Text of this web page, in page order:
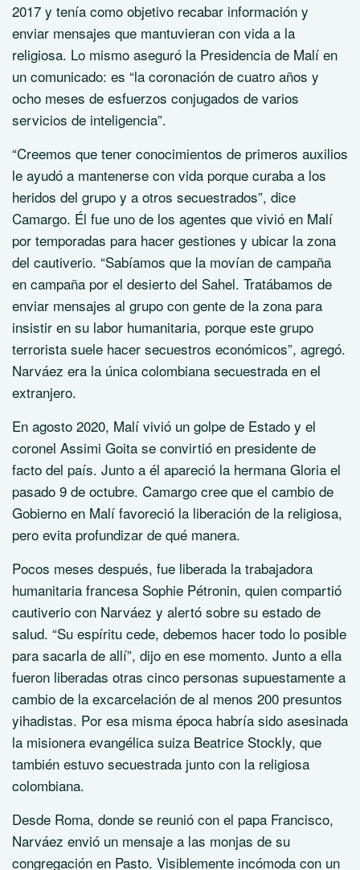
2017 y tenía como objetivo recabar información y
enviar mensajes que mantuvieran con vida a la
religiosa. Lo mismo aseguró la Presidencia de Malí en
un comunicado: es “la coronación de cuatro años y
ocho meses de esfuerzos conjugados de varios
servicios de inteligencia”.
“Creemos que tener conocimientos de primeros auxilios
le ayudó a mantenerse con vida porque curaba a los
heridos del grupo y a otros secuestrados”, dice
Camargo. Él fue uno de los agentes que vivió en Malí
por temporadas para hacer gestiones y ubicar la zona
del cautiverio. “Sabíamos que la movían de campaña
en campaña por el desierto del Sahel. Tratábamos de
enviar mensajes al grupo con gente de la zona para
insistir en su labor humanitaria, porque este grupo
terrorista suele hacer secuestros económicos”, agregó.
Narváez era la única colombiana secuestrada en el
extranjero.
En agosto 2020, Malí vivió un golpe de Estado y el
coronel Assimi Goita se convirtió en presidente de
facto del país. Junto a él apareció la hermana Gloria el
pasado 9 de octubre. Camargo cree que el cambio de
Gobierno en Malí favoreció la liberación de la religiosa,
pero evita profundizar de qué manera.
Pocos meses después, fue liberada la trabajadora
humanitaria francesa Sophie Pétronin, quien compartió
cautiverio con Narváez y alertó sobre su estado de
salud. “Su espíritu cede, debemos hacer todo lo posible
para sacarla de allí”, dijo en ese momento. Junto a ella
fueron liberadas otras cinco personas supuestamente a
cambio de la excarcelación de al menos 200 presuntos
yihadistas. Por esa misma época habría sido asesinada
la misionera evangélica suiza Beatrice Stockly, que
también estuvo secuestrada junto con la religiosa
colombiana.
Desde Roma, donde se reunió con el papa Francisco,
Narváez envió un mensaje a las monjas de su
congregación en Pasto. Visiblemente incómoda con un